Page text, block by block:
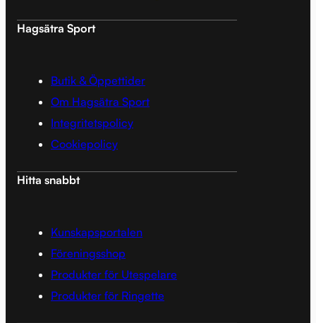
Hagsätra Sport
Butik & Öppettider
Om Hagsätra Sport
Integritetspolicy
Cookiepolicy
Hitta snabbt
Kunskapsportalen
Föreningsshop
Produkter för Utespelare
Produkter för Ringette